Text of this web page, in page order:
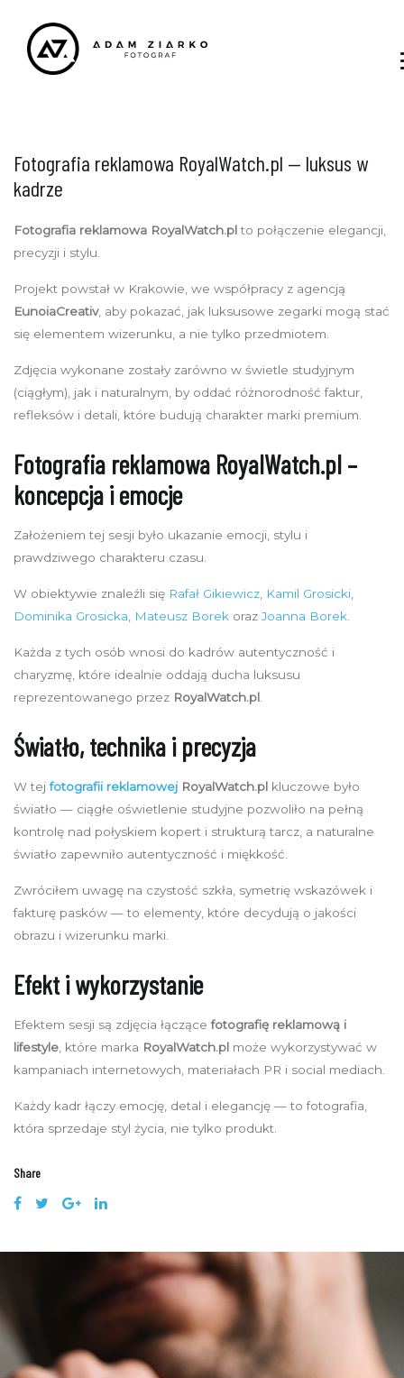
Fotografia reklamowa RoyalWatch.pl — luksus w
kadrze
Fotografia reklamowa RoyalWatch.plto połączenie elegancji,
precyzji i stylu.
Projekt powstał w Krakowie, we współpracy z agencją
EunoiaCreativ, aby pokazać, jak luksusowe zegarki mogą stać
się elementem wizerunku, a nie tylko przedmiotem.
Zdjęcia wykonane zostały zarówno w świetle studyjnym
(ciągłym), jak i naturalnym, by oddać różnorodność faktur,
refleksów i detali, które budują charakter marki premium.
Fotografia reklamowa RoyalWatch.pl –
koncepcja i emocje
Założeniem tej sesji było ukazanie emocji, stylu i
prawdziwego charakteru czasu.
W obiektywie znaleźli się Rafał Gikiewicz Kamil Grosicki
Dominika Grosicka
Mateusz Borek orazJoanna Borek
Każda z tych osób wnosi do kadrów autentyczność i
charyzmę, które idealnie oddają ducha luksusu
reprezentowanego przez RoyalWatch.pl
Światło, technika i precyzja
W tejfotografii reklamowej RoyalWatch.pl kluczowe było
światło — ciągłe oświetlenie studyjne pozwoliło na pełną
kontrolę nad połyskiem kopert i strukturą tarcz, a naturalne
światło zapewniło autentyczność i miękkość.
Zwróciłem uwagę na czystość szkła, symetrię wskazówek i
fakturę pasków — to elementy, które decydują o jakości
obrazu i wizerunku marki.
Efekt i wykorzystanie
Efektem sesji są zdjęcia łączącefotografię reklamową i
lifestyle , które marka RoyalWatch.pl może wykorzystywać w
kampaniach internetowych, materiałach PR i social mediach.
Każdy kadr łączy emocję, detal i elegancję — to fotografia,
która sprzedaje styl życia, nie tylko produkt.
Share